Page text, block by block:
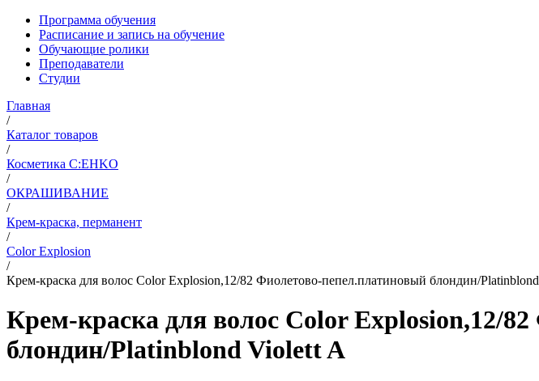
Программа обучения
Расписание и запись на обучение
Обучающие ролики
Преподаватели
Студии
Главная
/
Каталог товаров
/
Косметика C:EHKO
/
ОКРАШИВАНИЕ
/
Крем-краска, перманент
/
Color Explosion
/
Крем-краска для волос Color Explosion,12/82 Фиолетово-пепел.платиновый блондин/
Крем-краска для волос Color Explosion,12/
блондин/Platinblond Violett A